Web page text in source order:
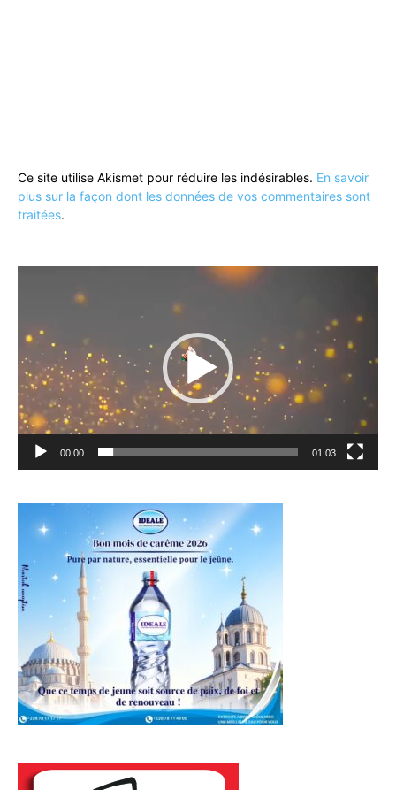
Ce site utilise Akismet pour réduire les indésirables. En savoir
plus sur la façon dont les données de vos commentaires sont
traitées.
00:00 01:03